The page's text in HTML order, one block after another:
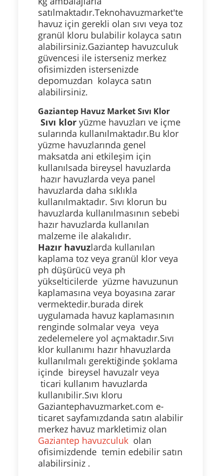
satılmaktadır.Teknohavuzmarket'te
havuz için gerekli olan sıvı veya toz
granül kloru bulabilir kolayca satın
alabilirsiniz.Gaziantep havuzculuk
güvencesi ile isterseniz merkez
ofisimizden istersenizde
depomuzdan kolayca satın
alabilirsiniz.
Gaziantep Havuz Market Sıvı Klor
Sıvı kloryüzme havuzları ve içme
sularında kullanılmaktadır.Bu klor
yüzme havuzlarında genel
maksatda ani etkileşim için
kullanılsada bireysel havuzlarda
hazır havuzlarda veya panel
havuzlarda daha sıklıkla
kullanılmaktadır. Sıvı klorun bu
havuzlarda kullanılmasının sebebi
hazır havuzlarda kullanılan
malzeme ile alakalıdır.
Hazır havuzlarda kullanılan
kaplama toz veya granül klor veya
ph düşürücü veya ph
yükselticilerde yüzme havuzunun
kaplamasına veya boyasına zarar
vermektedir.burada direk
uygulamada havuz kaplamasının
renginde solmalar veya veya
zedelemelere yol açmaktadır.Sıvı
klor kullanımı hazır hhavuzlarda
kullanılmalı gerektiğinde şoklama
içinde bireysel havuzalr veya
ticari kullanım havuzlarda
kullanıbilir.Sıvı kloru
Gaziantephavuzmarket.com e-
ticaret sayfamızdanda satın alabilir
merkez havuz markletimiz olan
Gaziantep havuzculukolan
ofisimizdende temin edebilir satın
alabilirsiniz .